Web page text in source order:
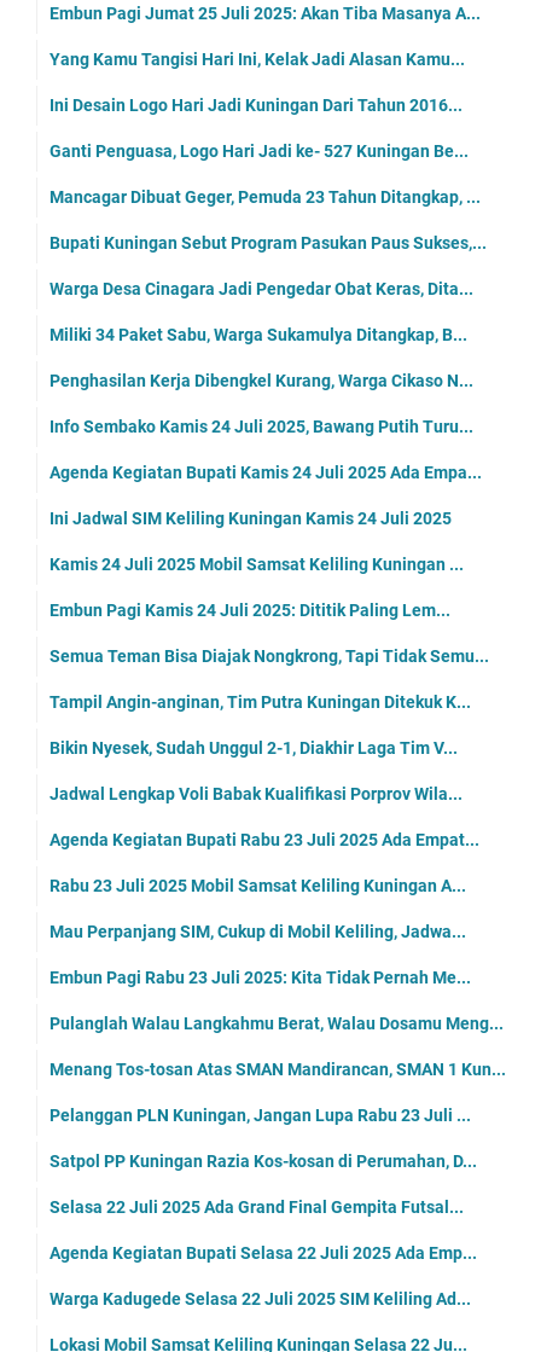
Embun Pagi Jumat 25 Juli 2025: Akan Tiba Masanya A...
Yang Kamu Tangisi Hari Ini, Kelak Jadi Alasan Kamu...
Ini Desain Logo Hari Jadi Kuningan Dari Tahun 2016...
Ganti Penguasa, Logo Hari Jadi ke- 527 Kuningan Be...
Mancagar Dibuat Geger, Pemuda 23 Tahun Ditangkap, ...
Bupati Kuningan Sebut Program Pasukan Paus Sukses,...
Warga Desa Cinagara Jadi Pengedar Obat Keras, Dita...
Miliki 34 Paket Sabu, Warga Sukamulya Ditangkap, B...
Penghasilan Kerja Dibengkel Kurang, Warga Cikaso N...
Info Sembako Kamis 24 Juli 2025, Bawang Putih Turu...
Agenda Kegiatan Bupati Kamis 24 Juli 2025 Ada Empa...
Ini Jadwal SIM Keliling Kuningan Kamis 24 Juli 2025
Kamis 24 Juli 2025 Mobil Samsat Keliling Kuningan ...
Embun Pagi Kamis 24 Juli 2025: Dititik Paling Lem...
Semua Teman Bisa Diajak Nongkrong, Tapi Tidak Semu...
Tampil Angin-anginan, Tim Putra Kuningan Ditekuk K...
Bikin Nyesek, Sudah Unggul 2-1, Diakhir Laga Tim V...
Jadwal Lengkap Voli Babak Kualifikasi Porprov Wila...
Agenda Kegiatan Bupati Rabu 23 Juli 2025 Ada Empat...
Rabu 23 Juli 2025 Mobil Samsat Keliling Kuningan A...
Mau Perpanjang SIM, Cukup di Mobil Keliling, Jadwa...
Embun Pagi Rabu 23 Juli 2025: Kita Tidak Pernah Me...
Pulanglah Walau Langkahmu Berat, Walau Dosamu Meng...
Menang Tos-tosan Atas SMAN Mandirancan, SMAN 1 Kun...
Pelanggan PLN Kuningan, Jangan Lupa Rabu 23 Juli ...
Satpol PP Kuningan Razia Kos-kosan di Perumahan, D...
Selasa 22 Juli 2025 Ada Grand Final Gempita Futsal...
Agenda Kegiatan Bupati Selasa 22 Juli 2025 Ada Emp...
Warga Kadugede Selasa 22 Juli 2025 SIM Keliling Ad...
Lokasi Mobil Samsat Keliling Kuningan Selasa 22 Ju...